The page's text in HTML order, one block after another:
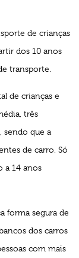
de crianças
dos 10 anos
transporte.
de crianças e
três
sendo que a
de carro. Só
a 14 anos
forma segura de
dos carros
com mais